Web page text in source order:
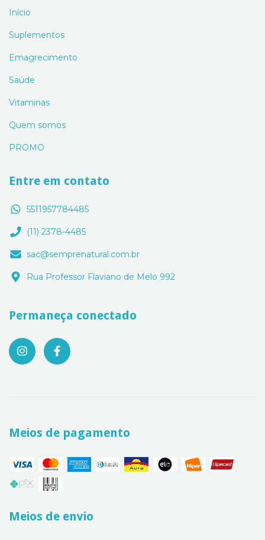
Início
Suplementos
Emagrecimento
Saúde
Vitaminas
Quem somos
PROMO
Entre em contato
5511957784485
(11) 2378-4485
sac@semprenatural.com.br
Rua Professor Flaviano de Melo 992
Permaneça conectado
Meios de pagamento
Meios de envio